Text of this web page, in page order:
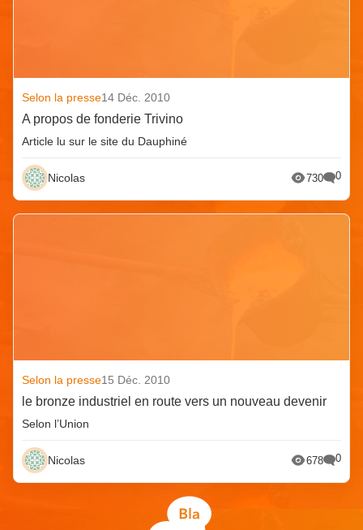
Selon la presse14 Déc. 2010
A propos de fonderie Trivino
Article lu sur le site du Dauphiné
Nicolas 730 0
Selon la presse15 Déc. 2010
le bronze industriel en route vers un nouveau devenir
Selon l’Union
Nicolas 678 0